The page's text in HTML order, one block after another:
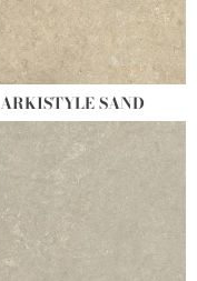
ARKISTYLE SAND